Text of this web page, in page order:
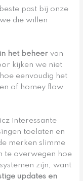
past bij onze
die willen
het beheer van
kijken we niet
eenvoudig het
of homey flow
interessante
toelaten en
merken slimme
te overwegen hoe
zijn, want
updates en